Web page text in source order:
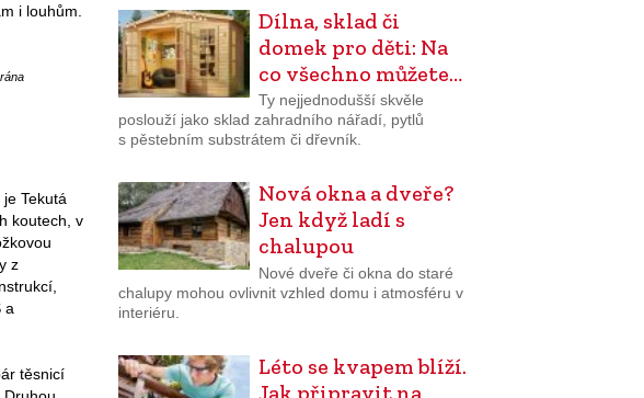
i louhům.
je Tekutá
koutech, v
z
a
těsnicí
Dílna, sklad či
domek pro děti: Na
co všechno můžete…
Ty nejjednodušší skvěle
poslouží jako sklad zahradního nářadí, pytlů
s pěstebním substrátem či dřevník.
Nová okna a dveře?
Jen když ladí s
chalupou
Nové dveře či okna do staré
chalupy mohou ovlivnit vzhled domu i atmosféru v
interiéru.
Léto se kvapem blíží.
Jak připravit na